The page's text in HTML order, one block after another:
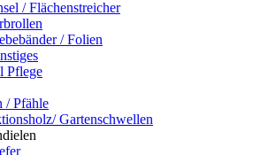
/ Flächenstreicher
/ Folien
Pflege
/ Pfähle
Gartenschwellen